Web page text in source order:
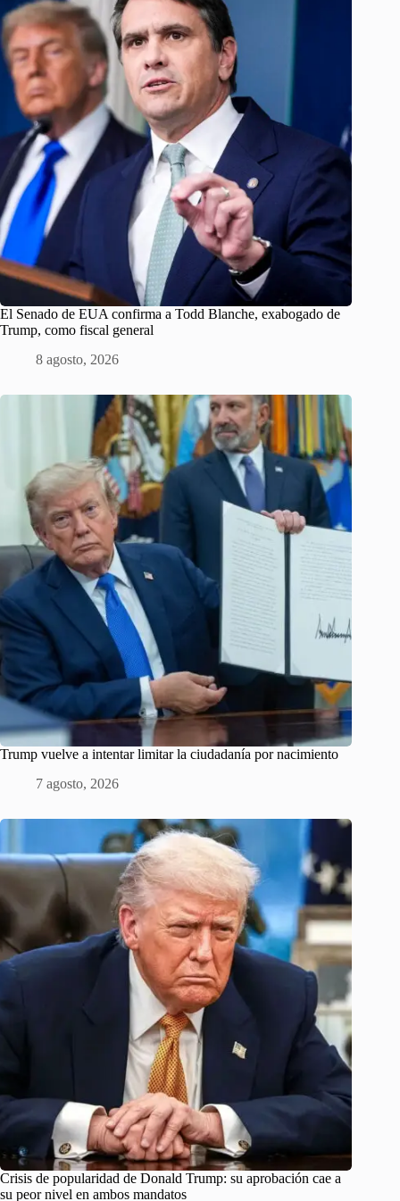
El Senado de EUA confirma a Todd Blanche, exabogado de
Trump, como fiscal general
8 agosto, 2026
Trump vuelve a intentar limitar la ciudadanía por nacimiento
7 agosto, 2026
Crisis de popularidad de Donald Trump: su aprobación cae a
su peor nivel en ambos mandatos